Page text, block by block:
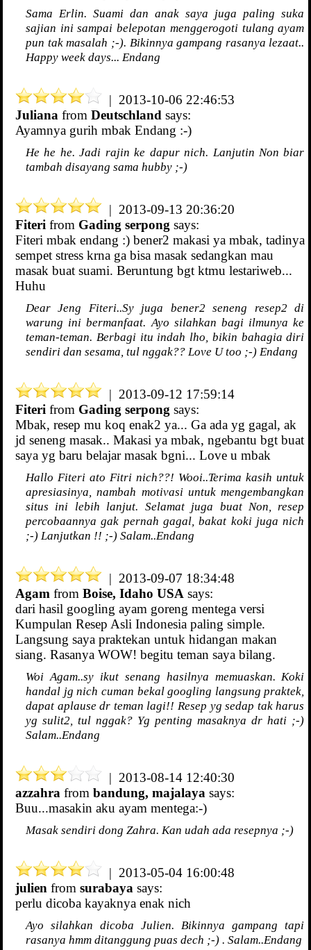
Sama Erlin. Suami dan anak saya juga paling suka
sajian ini sampai belepotan menggerogoti tulang ayam
pun tak masalah ;-). Bikinnya gampang rasanya lezaat..
Happy week days... Endang
| 2013-10-06 22:46:53
Juliana from Deutschland says:
Ayamnya gurih mbak Endang :-)
He he he. Jadi rajin ke dapur nich. Lanjutin Non biar
tambah disayang sama hubby ;-)
| 2013-09-13 20:36:20
Fiteri from Gading serpong says:
Fiteri mbak endang :) bener2 makasi ya mbak, tadinya
sempet stress krna ga bisa masak sedangkan mau
masak buat suami. Beruntung bgt ktmu lestariweb...
Huhu
Dear Jeng Fiteri..Sy juga bener2 seneng resep2 di
warung ini bermanfaat. Ayo silahkan bagi ilmunya ke
teman-teman. Berbagi itu indah lho, bikin bahagia diri
sendiri dan sesama, tul nggak?? Love U too ;-) Endang
| 2013-09-12 17:59:14
Fiteri from Gading serpong says:
Mbak, resep mu koq enak2 ya... Ga ada yg gagal, ak
jd seneng masak.. Makasi ya mbak, ngebantu bgt buat
saya yg baru belajar masak bgni... Love u mbak
Hallo Fiteri ato Fitri nich??! Wooi..Terima kasih untuk
apresiasinya, nambah motivasi untuk mengembangkan
situs ini lebih lanjut. Selamat juga buat Non, resep
percobaannya gak pernah gagal, bakat koki juga nich
;-) Lanjutkan !! ;-) Salam..Endang
| 2013-09-07 18:34:48
Agam from Boise, Idaho USA says:
dari hasil googling ayam goreng mentega versi
Kumpulan Resep Asli Indonesia paling simple.
Langsung saya praktekan untuk hidangan makan
siang. Rasanya WOW! begitu teman saya bilang.
Woi Agam..sy ikut senang hasilnya memuaskan. Koki
handal jg nich cuman bekal googling langsung praktek,
dapat aplause dr teman lagi!! Resep yg sedap tak harus
yg sulit2, tul nggak? Yg penting masaknya dr hati ;-)
Salam..Endang
| 2013-08-14 12:40:30
azzahra from bandung, majalaya says:
Buu...masakin aku ayam mentega:-)
Masak sendiri dong Zahra. Kan udah ada resepnya ;-)
| 2013-05-04 16:00:48
julien from surabaya says:
perlu dicoba kayaknya enak nich
Ayo silahkan dicoba Julien. Bikinnya gampang tapi
rasanya hmm ditanggung puas dech ;-) . Salam..Endang